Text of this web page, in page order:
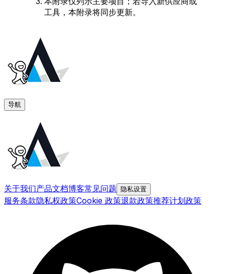
工具，本附录将同步更新。
导航
关于我们产品文档博客常见问题 隐私设置
服务条款隐私权政策Cookie 政策退款政策推荐计划政策